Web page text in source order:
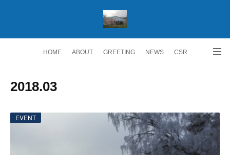
HOME ABOUT GREETING NEWS CSR
2018.03
EVENT